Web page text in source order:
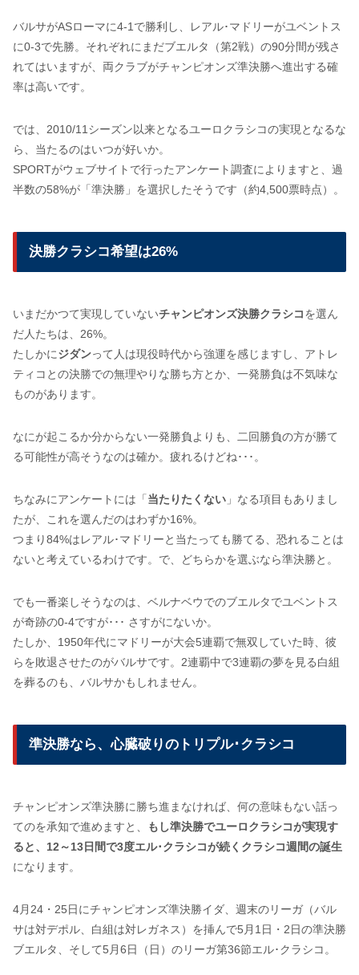
バルサがASローマに4-1で勝利し、レアル･マドリーがユベントス
に0-3で先勝。それぞれにまだブエルタ（第2戦）の90分間が残さ
れてはいますが、両クラブがチャンピオンズ準決勝へ進出する確
率は高いです。
では、2010/11シーズン以来となるユーロクラシコの実現となるな
ら、当たるのはいつが好いか。
SPORTがウェブサイトで行ったアンケート調査によりますと、過
半数の58%が「準決勝」を選択したそうです（約4,500票時点）。
決勝クラシコ希望は26%
いまだかつて実現していないチャンピオンズ決勝クラシコを選ん
だ人たちは、26%。
たしかにジダンって人は現役時代から強運を感じますし、アトレ
ティコとの決勝での無理やりな勝ち方とか、一発勝負は不気味な
ものがあります。
なにが起こるか分からない一発勝負よりも、二回勝負の方が勝て
る可能性が高そうなのは確か。疲れるけどね･･･。
ちなみにアンケートには「 当たりたくない 」なる項目もありまし
たが、これを選んだのはわずか16%。
つまり84%はレアル･マドリーと当たっても勝てる、恐れることは
ないと考えているわけです。で、どちらかを選ぶなら準決勝と。
でも一番楽しそうなのは、ベルナベウでのブエルタでユベントス
が奇跡の0-4ですが･･･ さすがにないか。
たしか、1950年代にマドリーが大会5連覇で無双していた時、彼
らを敗退させたのがバルサです。2連覇中で3連覇の夢を見る白組
を葬るのも、バルサかもしれません。
準決勝なら、心臓破りのトリプル･クラシコ
チャンピオンズ準決勝に勝ち進まなければ、何の意味もない話っ
てのを承知で進めますと、
もし準決勝でユーロクラシコが実現す
ると、12～13日間で3度エル･クラシコが続くクラシコ週間の誕生
になります。
4月24・25日にチャンピオンズ準決勝イダ、週末のリーガ（バル
サは対デポル、白組は対レガネス）を挿んで5月1日・2日の準決勝
ブエルタ、そして5月6日（日）のリーガ第36節エル･クラシコ。